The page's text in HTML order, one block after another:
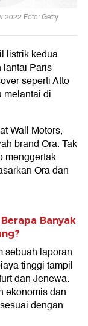
2022 Foto: Getty
listrik kedua
lantai Paris
seperti Atto
melantai di
Wall Motors,
brand Ora. Tak
menggertak
Ora dan
Banyak
sebuah laporan
tinggi tampil
dan Jenewa.
ekonomis dan
dengan